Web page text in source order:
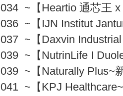
034 ~【Heartio 通芯王 x
036 ~【IJN Institut
037 ~【Daxvin
039 ~【NutrinLife I
039 ~【Naturally Plus~
041 ~【KPJ